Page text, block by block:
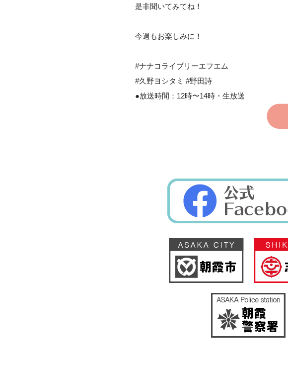
是非聞いてみてね！
今週もお楽しみに！
#ナナコライブリーエフエム
#久野ヨシタミ #野田詩
●放送時間：12時〜14時・生放送